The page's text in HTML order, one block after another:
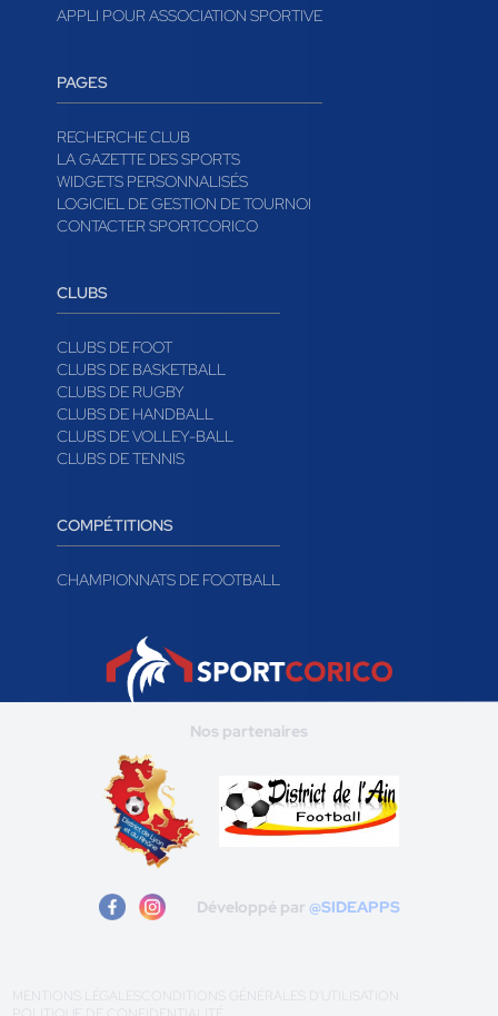
APPLI POUR ASSOCIATION SPORTIVE
PAGES
RECHERCHE CLUB
LA GAZETTE DES SPORTS
WIDGETS PERSONNALISÉS
LOGICIEL DE GESTION DE TOURNOI
CONTACTER SPORTCORICO
CLUBS
CLUBS DE FOOT
CLUBS DE BASKETBALL
CLUBS DE RUGBY
CLUBS DE HANDBALL
CLUBS DE VOLLEY-BALL
CLUBS DE TENNIS
COMPÉTITIONS
CHAMPIONNATS DE FOOTBALL
Nos partenaires
Développé par @SIDEAPPS
MENTIONS LÉGALES
CONDITIONS GÉNÉRALES D'UTILISATION